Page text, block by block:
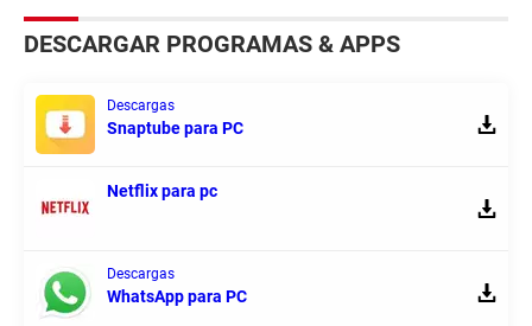
DESCARGAR PROGRAMAS & APPS
Descargas
Snaptube para PC
Netflix para pc
Descargas
WhatsApp para PC